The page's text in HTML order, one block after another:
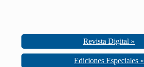
Revista Digital »
Ediciones Especiales »